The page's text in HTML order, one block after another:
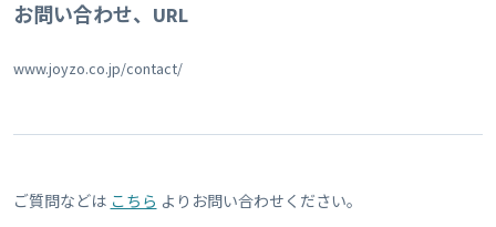
お問い合わせ、URL
www.joyzo.co.jp/contact/
ご質問などは こちら よりお問い合わせください。